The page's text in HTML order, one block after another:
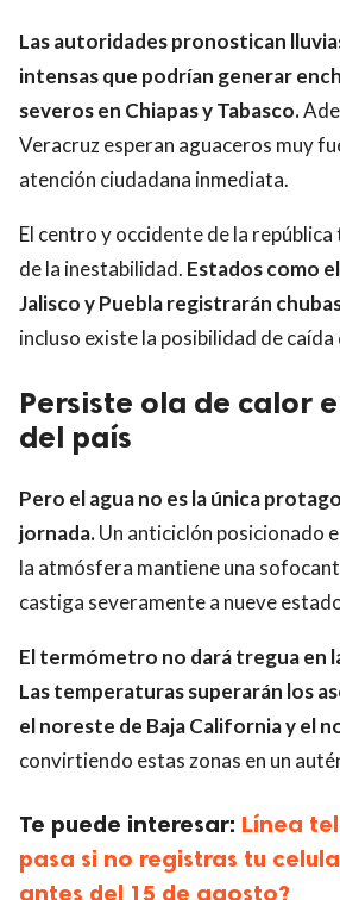
Las autoridades pronostican
intensas que podrían generar
severos en Chiapas y Tabasco.
Veracruz esperan aguaceros muy
atención ciudadana inmediata.
El centro y occidente de la
de la inestabilidad. Estados como
Jalisco y Puebla registrarán
incluso existe la posibilidad de caída
Persiste ola de calor
del país
Pero el agua no es la única
jornada.Un anticiclón posicionado
la atmósfera mantiene una
castiga severamente a nueve
El termómetro no dará tregua en
Las temperaturas superarán los
el noreste de Baja California y el
convirtiendo estas zonas en un
Te puede interesar: Línea
pasa si no registras tu
antes del 15 de agosto?